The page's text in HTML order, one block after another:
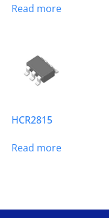
Read more
HCR2815
Read more